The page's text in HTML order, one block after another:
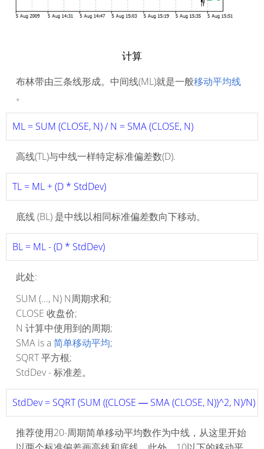
计算
布林带由三条线形成。中间线(ML)就是一般移动平均线
。
ML = SUM (CLOSE, N) / N = SMA (CLOSE, N)
高线(TL)与中线一样特定标准偏差数(D).
TL = ML + (D * StdDev)
底线 (BL) 是中线以相同标准偏差数向下移动。
BL = ML - (D * StdDev)
此处:
SUM (..., N) N周期求和;
CLOSE 收盘价;
N 计算中使用到的周期;
SMA is a简单移动平均;
SQRT 平方根;
StdDev - 标准差。
StdDev = SQRT (SUM ((CLOSE ― SMA (CLOSE, N))^2, N)/N)
推荐使用20-周期简单移动平均数作为中线，从这里开始